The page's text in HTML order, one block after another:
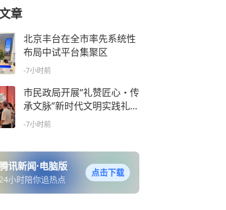
章
北京丰台在全市率先系统性
布局中试平台集聚区
-7小时前
市民政局开展“礼赞匠心・传
承文脉”新时代文明实践礼遇
探访活动
-7小时前
腾讯新闻·电脑版
小时陪你追热点
点击下载